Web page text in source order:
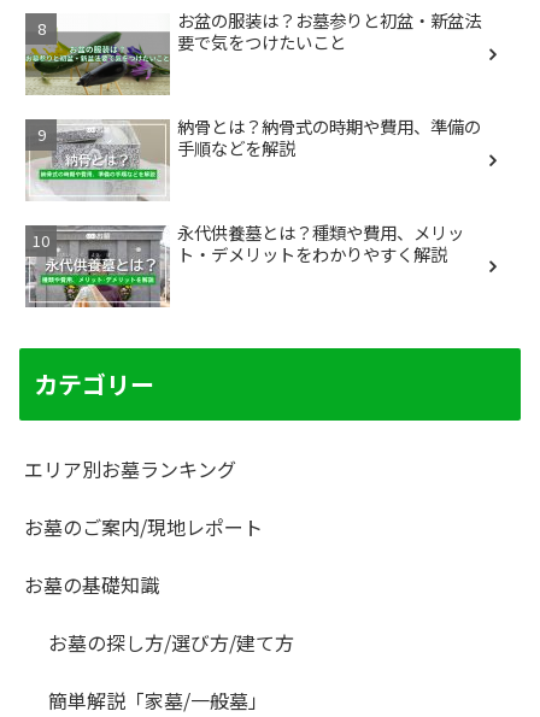
お盆の服装は？お墓参りと初盆・新盆法
要で気をつけたいこと
納骨とは？納骨式の時期や費用、準備の
手順などを解説
永代供養墓とは？種類や費用、メリッ
ト・デメリットをわかりやすく解説
カテゴリー
エリア別お墓ランキング
お墓のご案内/現地レポート
お墓の基礎知識
お墓の探し方/選び方/建て方
簡単解説「家墓/一般墓」